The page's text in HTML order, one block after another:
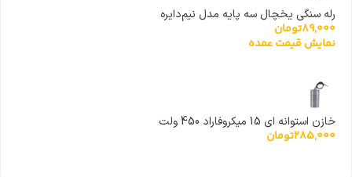
رله سنگی یخچال سه پایه مدل نیم‌دایره
89,000تومان
نمایش قیمت عمده
خازن استوانه ای 15 میکروفاراد 450 ولت
285,000تومان